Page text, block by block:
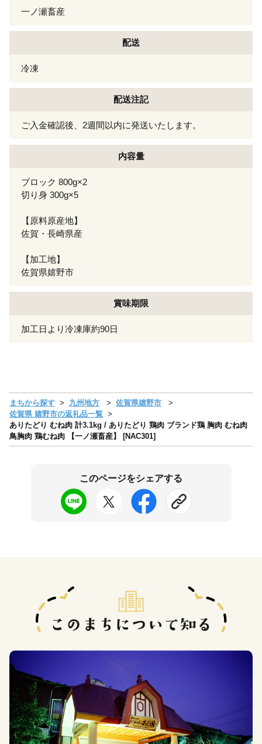
一ノ瀬畜産
配送
冷凍
配送注記
ご入金確認後、2週間以内に発送いたします。
内容量
ブロック 800g×2
切り身 300g×5
【原料原産地】
佐賀・長崎県産
【加工地】
佐賀県嬉野市
賞味期限
加工日より冷凍庫約90日
まちから探す 九州地方
佐賀県嬉野市
佐賀県 嬉野市の返礼品一覧
ありたどり むね肉 計3.1kg / ありたどり 鶏肉 ブランド鶏 胸肉 むね肉
鳥胸肉 鶏むね肉 【一ノ瀬畜産】 [NAC301]
このページをシェアする